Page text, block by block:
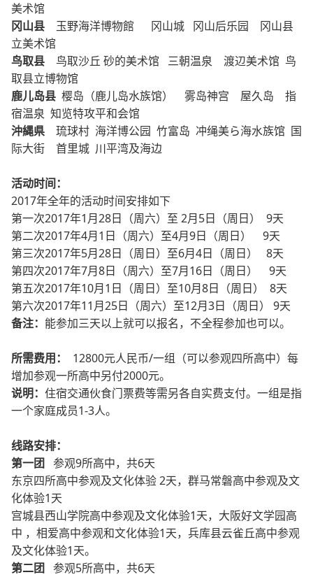
美术馆
冈山县 玉野海洋博物館 冈山城 冈山后乐园 冈山县
立美术馆
鸟取县 鸟取沙丘 砂的美术馆 三朝温泉 渡辺美术馆 鸟
取县立博物馆
鹿儿岛县 樱岛（鹿儿岛水族馆） 雾岛神宫 屋久岛 指
宿温泉 知览特攻平和会馆
沖縄県
琉球村 海洋博公园 竹富岛 冲绳美ら海水族馆 国
际大街 首里城 川平湾及海边
活动时间：
2017年全年的活动时间安排如下
第一次2017年1月28日（周六）至 2月5日（周日） 9天
第二次2017年4月1日（周六）至4月9日（周日） 9天
第三次2017年5月28日（周日）至6月4日（周日） 8天
第四次2017年7月8日（周六）至7月16日（周日） 9天
第五次2017年10月1日（周日）至10月8日（周日） 8天
第六次2017年11月25日（周六）至12月3日（周日） 9天
备注： 能参加三天以上就可以报名，不全程参加也可以。
所需费用：
12800元人民币/一组（可以参观四所高中）每
增加参观一所高中另付2000元。
说明： 住宿交通伙食门票费等需另各自实费支付。一组是指
一个家庭成员1-3人。
线路安排：
第一团 参观9所高中，共6天
东京四所高中参观及文化体验 2天，群马常磐高中参观及文
化体验1天
宫城县西山学院高中参观及文化体验1天，大阪好文学园高
中 ，相爱高中参观和文化体验1天，兵库县云雀丘高中参观
及文化体验1天。
第二团 参观5所高中，共6天